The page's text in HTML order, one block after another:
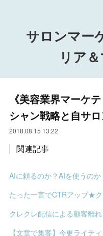
サロンマー
リア
《美容業界マーケ
シャン戦略と自サ
2018.08.15 13:22
関連記事
AIに頼るのか？AIを使うの
クレクレ配信による顧客離
【文章で集客】今更ライテ